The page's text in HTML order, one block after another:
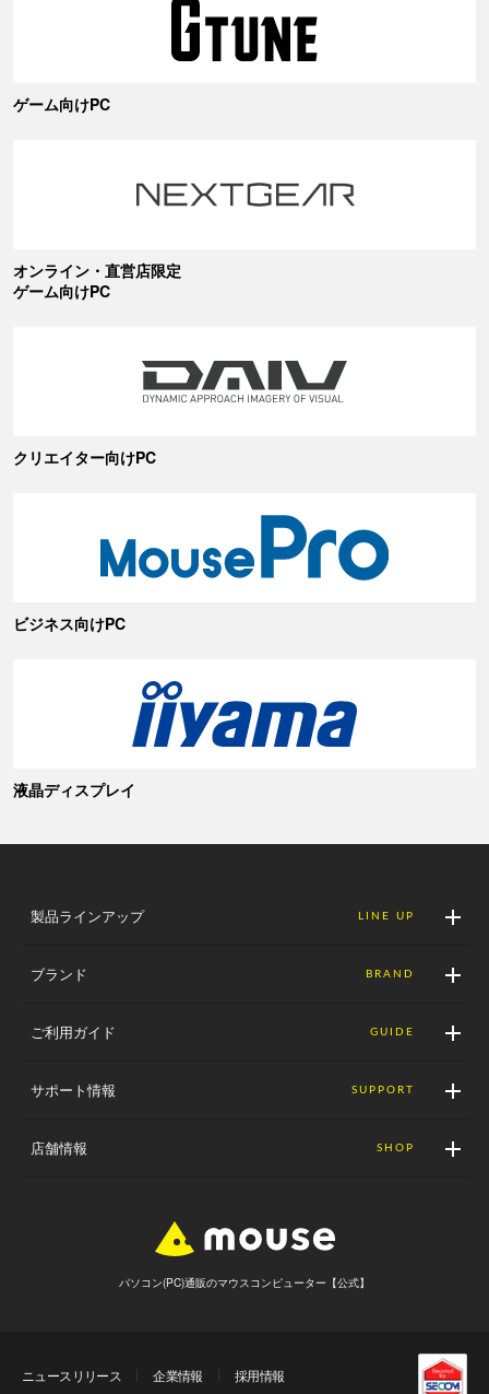
ゲーム向けPC
オンライン・直営店限定
ゲーム向けPC
クリエイター向けPC
ビジネス向けPC
液晶ディスプレイ
製品ラインアップ LINE UP
ブランド BRAND
ご利用ガイド GUIDE
サポート情報 SUPPORT
店舗情報 SHOP
パソコン(PC)通販のマウスコンピューター【公式】
ニュースリリース 企業情報 採用情報